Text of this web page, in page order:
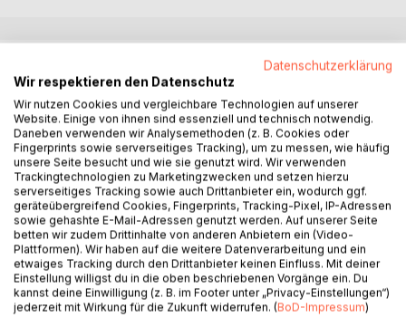
Das Buch Bubbleman - Die leuchtende Seifenblase ist ein
liebevoll illustriertes Erstleserbuch für Kinder von 6 - 8
Jahre.
Die Geschichte erzählt von David, der durch eine
besondere Seifenblase geheimnisvolle Kräfte erhält und zu
Bubbleman wird. Gemeinsam mit einer leuchtenden
Seifenblase erlebt er spannende Abenteuer und lernt,
anderen zu helfen.
Das Buch verbindet Fantasie, Humor und kindgerechte
Spannung mit einer warmen Botschaft über Mut,
Datenschutzerklärung
Wir respektieren den Datenschutz
Wir nutzen Cookies und vergleichbare Technologien auf unserer
Website. Einige von ihnen sind essenziell und technisch notwendig.
Daneben verwenden wir Analysemethoden (z. B. Cookies oder
Fingerprints sowie serverseitiges Tracking), um zu messen, wie häufig
unsere Seite besucht und wie sie genutzt wird. Wir verwenden
Trackingtechnologien zu Marketingzwecken und setzen hierzu
serverseitiges Tracking sowie auch Drittanbieter ein, wodurch ggf.
geräteübergreifend Cookies, Fingerprints, Tracking-Pixel, IP-Adressen
sowie gehashte E-Mail-Adressen genutzt werden. Auf unserer Seite
betten wir zudem Drittinhalte von anderen Anbietern ein (Video-
Plattformen). Wir haben auf die weitere Datenverarbeitung und ein
etwaiges Tracking durch den Drittanbieter keinen Einfluss. Mit deiner
Einstellung willigst du in die oben beschriebenen Vorgänge ein. Du
kannst deine Einwilligung (z. B. im Footer unter „Privacy-Einstellungen“)
jederzeit mit Wirkung für die Zukunft widerrufen. (BoD-Impressum)